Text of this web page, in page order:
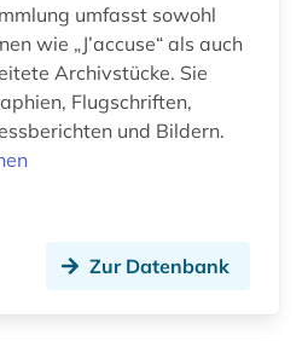
datenauswertung (1)
(5)
umfasst sowohl
wie „J’accuse“ als auch
Archivstücke. Sie
Flugschriften,
und Bildern.
Zur Datenbank